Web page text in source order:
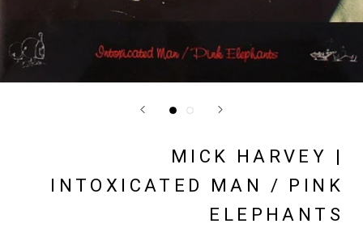
MICK HARVEY |
INTOXICATED MAN / PINK
ELEPHANTS